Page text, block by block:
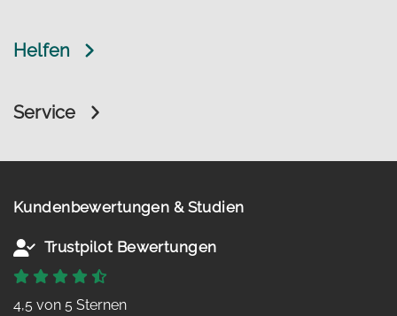
Helfen
Service
Kundenbewertungen & Studien
Trustpilot Bewertungen
4,5 von 5 Sternen